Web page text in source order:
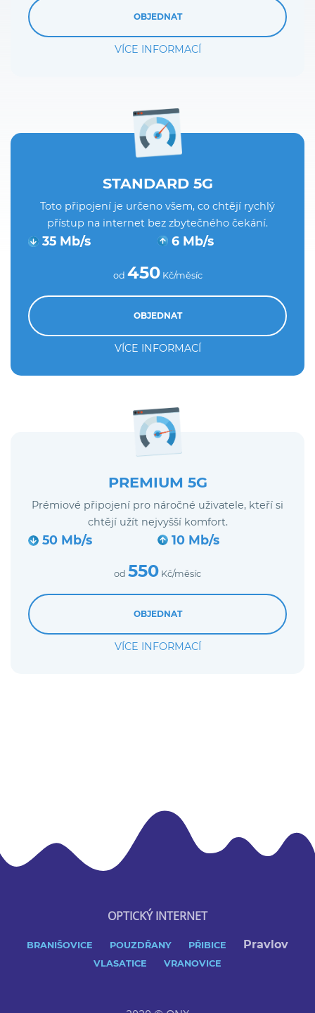
OBJEDNAT
VÍCE INFORMACÍ
STANDARD 5G
Toto připojení je určeno všem, co chtějí rychlý
přístup na internet bez zbytečného čekání.
35 Mb/s 6 Mb/s
od 450Kč/měsíc
OBJEDNAT
VÍCE INFORMACÍ
PREMIUM 5G
Prémiové připojení pro náročné uživatele, kteří si
chtějí užít nejvyšší komfort.
50 Mb/s 10 Mb/s
od 550 Kč/měsíc
OBJEDNAT
VÍCE INFORMACÍ
OPTICKÝ INTERNET
BRANIŠOVICE POUZDŘANY PŘIBICE Pravlov
VLASATICE VRANOVICE